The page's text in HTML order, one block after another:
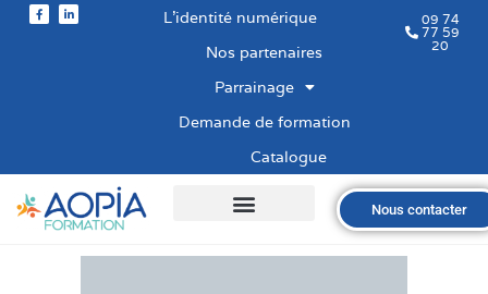
L’identité numérique
Nos partenaires
Parrainage
Demande de formation
Catalogue
09 74
77 59
20
Nous contacter